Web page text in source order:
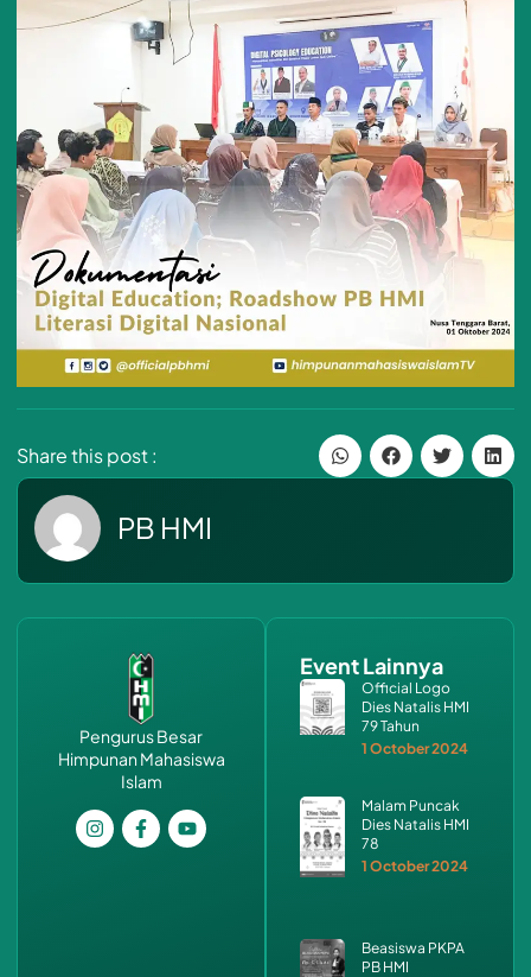
Share this post :
PB HMI
Pengurus Besar
Himpunan Mahasiswa
Islam
Event Lainnya
Official Logo
Dies Natalis HMI
79 Tahun
1 October 2024
Malam Puncak
Dies Natalis HMI
78
1 October 2024
Beasiswa PKPA
PB HMI